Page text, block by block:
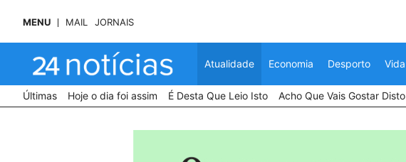
MENU MAIL JORNAIS
Atualidade Economia Desporto Vida
Últimas Hoje o dia foi assim É Desta Que Leio Isto Acho Que Vais Gostar Disto